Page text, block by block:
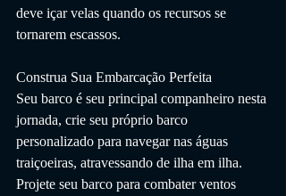
deve içar velas quando os recursos se
tornarem escassos.
Construa Sua Embarcação Perfeita
Seu barco é seu principal companheiro nesta
jornada, crie seu próprio barco
personalizado para navegar nas águas
traiçoeiras, atravessando de ilha em ilha.
Projete seu barco para combater ventos